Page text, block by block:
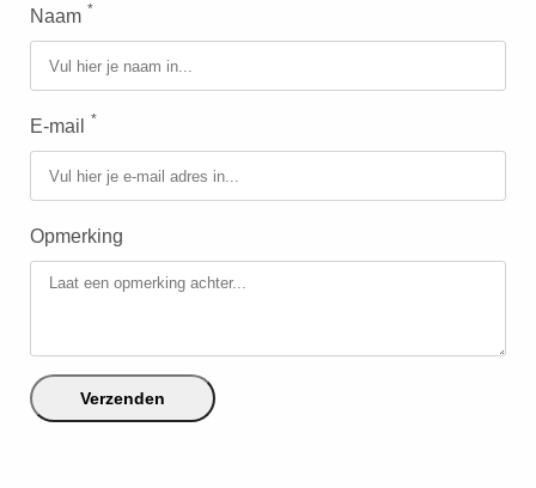
Naam *
E-mail *
Opmerking
Verzenden